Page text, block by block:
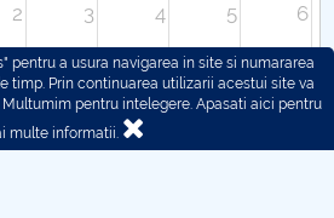
2 3 4 5 6
pentru a usura navigarea in site si numararea
timp. Prin continuarea utilizarii acestui site va
pentru intelegere. Apasati aici pentru
multe informatii.